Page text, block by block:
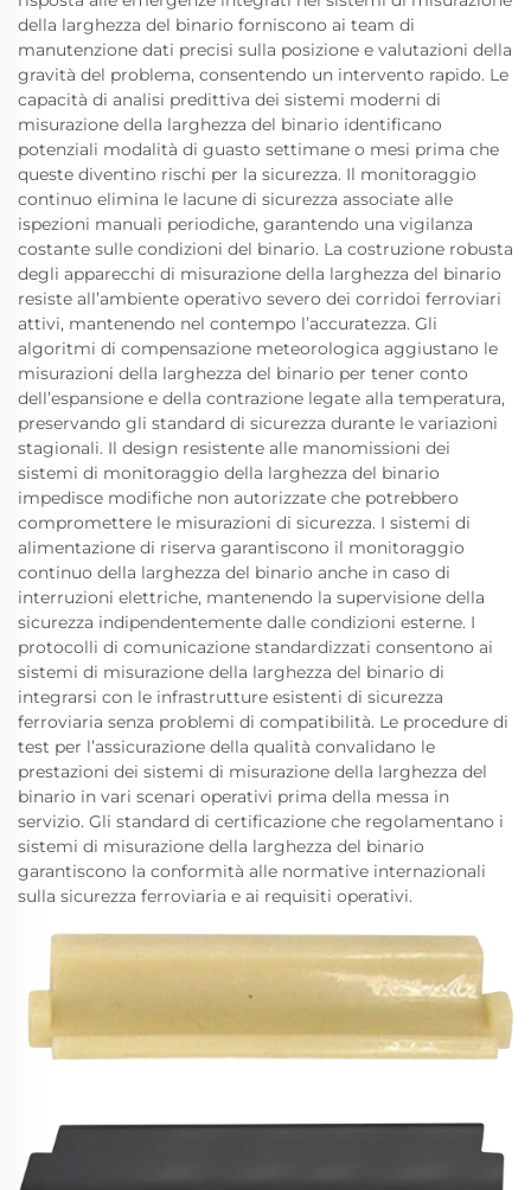
della larghezza del binario forniscono ai team di
manutenzione dati precisi sulla posizione e valutazioni della
gravità del problema, consentendo un intervento rapido. Le
capacità di analisi predittiva dei sistemi moderni di
misurazione della larghezza del binario identificano
potenziali modalità di guasto settimane o mesi prima che
queste diventino rischi per la sicurezza. Il monitoraggio
continuo elimina le lacune di sicurezza associate alle
ispezioni manuali periodiche, garantendo una vigilanza
costante sulle condizioni del binario. La costruzione robusta
degli apparecchi di misurazione della larghezza del binario
resiste all’ambiente operativo severo dei corridoi ferroviari
attivi, mantenendo nel contempo l’accuratezza. Gli
algoritmi di compensazione meteorologica aggiustano le
misurazioni della larghezza del binario per tener conto
dell’espansione e della contrazione legate alla temperatura,
preservando gli standard di sicurezza durante le variazioni
stagionali. Il design resistente alle manomissioni dei
sistemi di monitoraggio della larghezza del binario
impedisce modifiche non autorizzate che potrebbero
compromettere le misurazioni di sicurezza. I sistemi di
alimentazione di riserva garantiscono il monitoraggio
continuo della larghezza del binario anche in caso di
interruzioni elettriche, mantenendo la supervisione della
sicurezza indipendentemente dalle condizioni esterne. I
protocolli di comunicazione standardizzati consentono ai
sistemi di misurazione della larghezza del binario di
integrarsi con le infrastrutture esistenti di sicurezza
ferroviaria senza problemi di compatibilità. Le procedure di
test per l’assicurazione della qualità convalidano le
prestazioni dei sistemi di misurazione della larghezza del
binario in vari scenari operativi prima della messa in
servizio. Gli standard di certificazione che regolamentano i
sistemi di misurazione della larghezza del binario
garantiscono la conformità alle normative internazionali
sulla sicurezza ferroviaria e ai requisiti operativi.